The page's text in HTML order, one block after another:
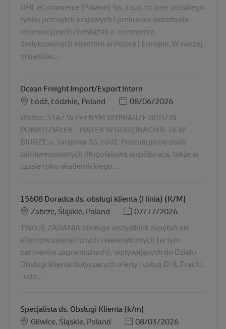
DHL eCommerce (Poland) Sp. z o.o. to lider polskiego
rynku przesyłek krajowych i prekursor wdrażania
innowacyjnych rozwiązań e-commerce,
dedykowanych klientom w Polsce i Europie. W naszej
organizac...
Ocean Freight Import/Export Intern
地點Łódź, Łódzkie, Poland Posted Date
08/06/2026
Ważne: STAŻ W PEŁNYM WYMIARZE GODZIN
PONIEDZIAŁEK - PIĄTEK W GODZINACH 8-16 W
BIURZE u. Targowa 35, Łódź. Poszukujemy osób
zainteresowanych długofalową współpracą, także w
czasie roku akademickiego...
15608 Doradca ds. obsługi klienta (I linia) (K/M)
地點Zabrze, Śląskie, Poland Posted Date
07/17/2026
TWOJE ZADANIA:obsługa wszystkich zapytań od
klientów zewnętrznych i wewnętrznych (w tym
partnerów zagranicznych), wpływających do Działu
Obsługi klienta dotyczących oferty i usług DHL Fracht,
. udz...
Specjalista ds. Obsługi Klienta (k/m)
地點Gliwice, Śląskie, Poland Posted Date
08/03/2026